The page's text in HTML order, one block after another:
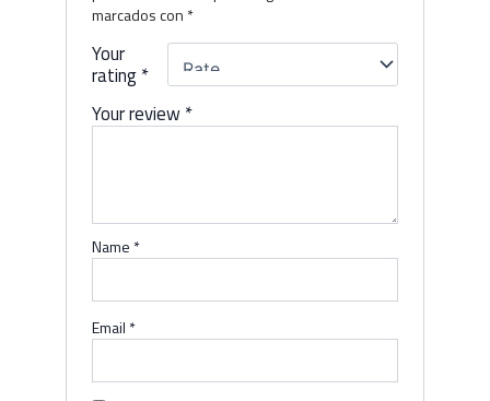
marcados con *
Your
rating*
Your review*
Name *
Email *